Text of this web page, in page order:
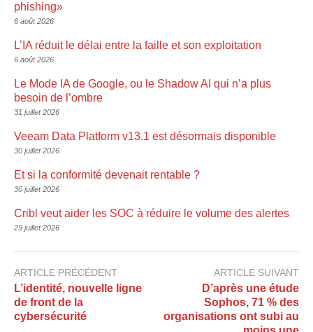
phishing»
6 août 2026
L’IA réduit le délai entre la faille et son exploitation
6 août 2026
Le Mode IA de Google, ou le Shadow AI qui n’a plus
besoin de l’ombre
31 juillet 2026
Veeam Data Platform v13.1 est désormais disponible
30 juillet 2026
Et si la conformité devenait rentable ?
30 juillet 2026
Cribl veut aider les SOC à réduire le volume des alertes
29 juillet 2026
ARTICLE PRÉCÉDENT
L’identité, nouvelle ligne
de front de la
cybersécurité
ARTICLE SUIVANT
D’après une étude
Sophos, 71 % des
organisations ont subi au